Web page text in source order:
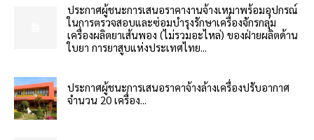
ประกาศผู้ชนะการเสนอราคางานจ้างเหมาพร้อมอุปกรณ์
ในการตรวจสอบและซ่อมบำรุงรักษาเครื่องจักรกลุ่ม
เครื่องผลิตยาเส้นพอง (ไม่รวมอะไหล่) ของฝ่ายผลิตด้าน
ใบยา การยาสูบแห่งประเทศไทย...
ประกาศผู้ชนะการเสนอราคาจ้างล้างเครื่องปรับอากาศ
จำนวน 20 เครื่อง...